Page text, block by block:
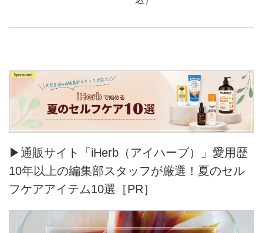
▶通販サイト「iHerb（アイハーブ）」愛用歴
10年以上の編集部スタッフが厳選！夏のセル
フケアアイテム10選［PR］